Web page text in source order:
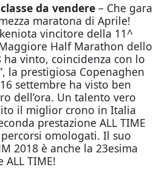
da vendere – Che gara
maratona di Aprile!
vincitore della 11^
Half Marathon dello
ha vinto, coincidenza con lo
la prestigiosa Copenaghen
settembre ha visto ben
dell’ora. Un talento vero
il miglior crono in Italia
prestazione ALL TIME
omologati. Il suo
2018 è anche la 23esima
TIME!